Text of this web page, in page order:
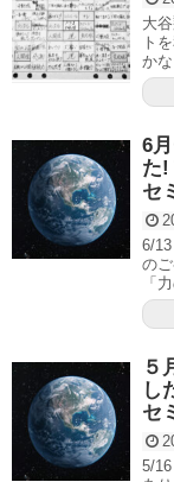
大
ト
か
6
た!
セ
6/
の
「
５
し
セ
5/